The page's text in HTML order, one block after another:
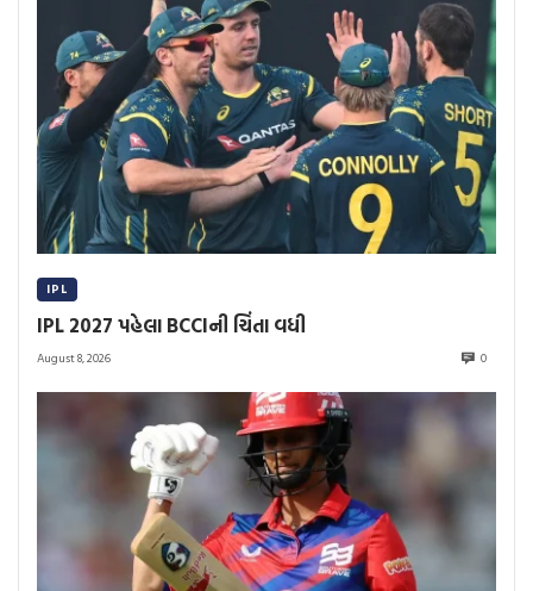
IPL
IPL 2027 પહેલા BCCIની ચિંતા વધી
August 8, 2026 0